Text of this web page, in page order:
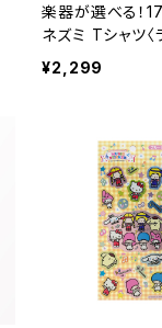
楽器が選べる！
ネズミ Tシャツ〈
ハリー〉 ブラック
¥2,299